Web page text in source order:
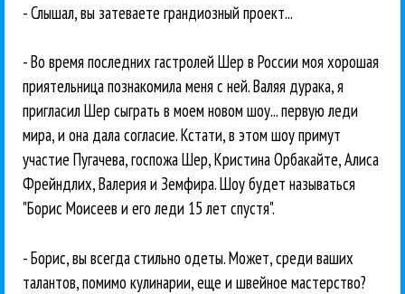
- Слышал, вы затеваете грандиозный проект...
- Во время последних гастролей Шер в России моя хорошая
приятельница познакомила меня с ней. Валяя дурака, я
пригласил Шер сыграть в моем новом шоу... первую леди
мира, и она дала согласие. Кстати, в этом шоу примут
участие Пугачева, госпожа Шер, Кристина Орбакайте, Алиса
Фрейндлих, Валерия и Земфира. Шоу будет называться
"Борис Моисеев и его леди 15 лет спустя".
- Борис, вы всегда стильно одеты. Может, среди ваших
талантов, помимо кулинарии, еще и швейное мастерство?